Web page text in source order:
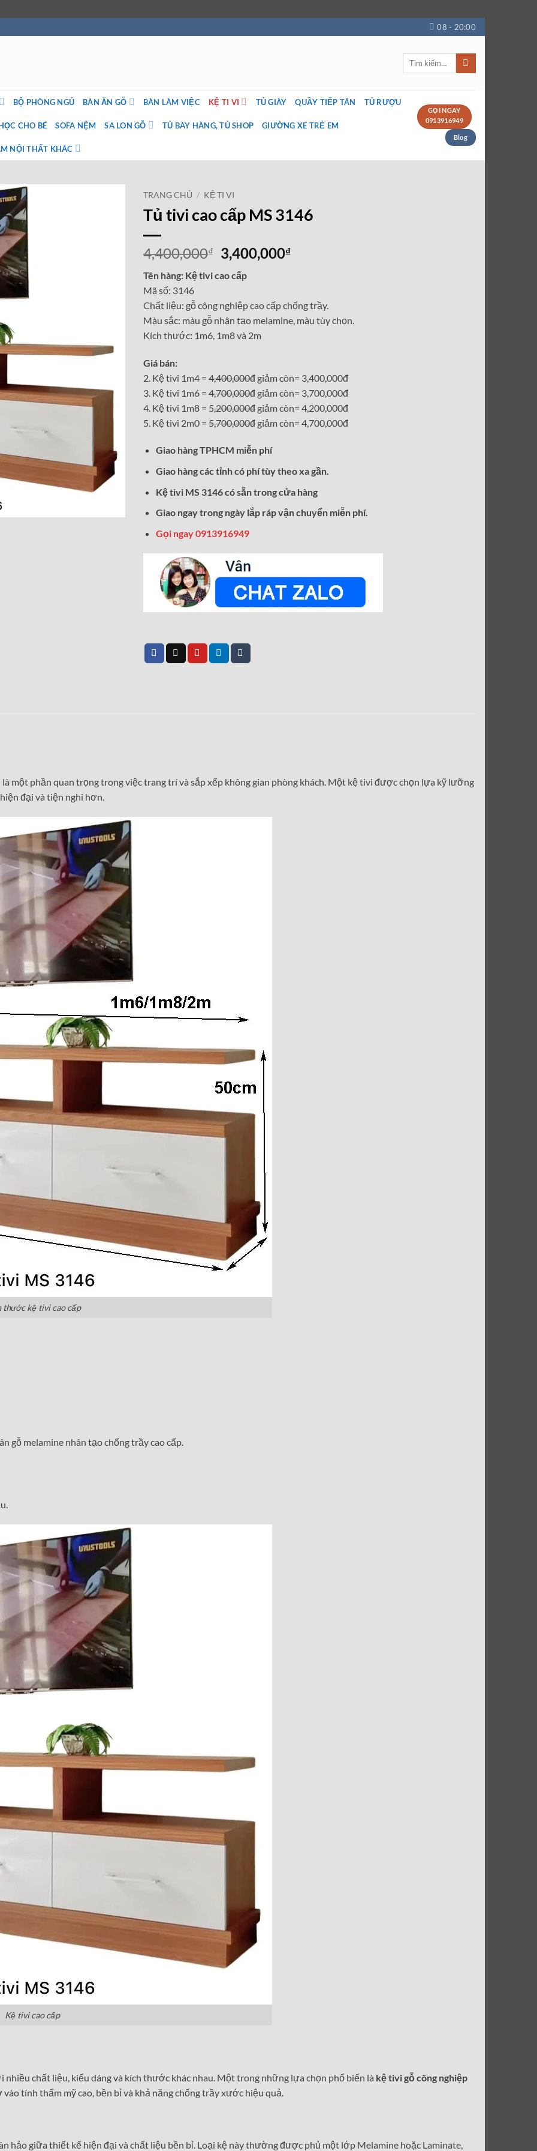
08 - 20:00
Tìm
BỘ PHÒNG NGỦ BÀN ĂN GỖ BÀN LÀM VIỆC KỆ TI VI TỦ GIÀY QUẦY TIẾP TÂN TỦ RƯỢU
CHO BÉ SOFA NỆM SA LON GỖ TỦ BÀY HÀNG, TỦ SHOP GIƯỜNG XE TRẺ EM
NỘI THẤT KHÁC
GỌI NGAY
0913916949
Blog
TRANG CHỦ / KỆ TI VI
Tủ tivi cao cấp MS 3146
4,400,000₫
Giá
gốc
là:
3,400,000₫Giá
3,400,000₫.
Tên hàng: Kệ tivi cao cấp
Mã số: 3146
Chất liệu: gỗ công nghiệp cao cấp chống trầy.
Màu sắc: màu gỗ nhân tạo melamine, màu tùy chọn.
Kích thước: 1m6, 1m8 và 2m
Giá bán:
2. Kệ tivi 1m4 = 4,400,000đ giảm còn= 3,400,000đ
3. Kệ tivi 1m6 = 4,700,000đ giảm còn= 3,700,000đ
4. Kệ tivi 1m8 = 5,200,000đ giảm còn= 4,200,000đ
5. Kệ tivi 2m0 = 5,700,000đ giảm còn= 4,700,000đ
Giao hàng TPHCM miễn phí
Giao hàng các tỉnh có phí tùy theo xa gần.
Kệ tivi MS 3146 có sẵn trong cửa hàng
Giao ngay trong ngày lắp ráp vận chuyển miễn phí.
Gọi ngay 0913916949
một phần quan trọng trong việc trang trí và sắp xếp không gian phòng khách. Một kệ tivi được chọn lựa kỹ lưỡng
đại và tiện nghi hơn.
thước kệ tivi cao cấp
gỗ melamine nhân tạo chống trầy cao cấp.
Kệ tivi cao cấp
chất liệu, kiểu dáng và kích thước khác nhau. Một trong những lựa chọn phổ biến là kệ tivi gỗ công nghiệp
tính thẩm mỹ cao, bền bỉ và khả năng chống trầy xước hiệu quả.
hảo giữa thiết kế hiện đại và chất liệu bền bỉ. Loại kệ này thường được phủ một lớp Melamine hoặc Laminate,